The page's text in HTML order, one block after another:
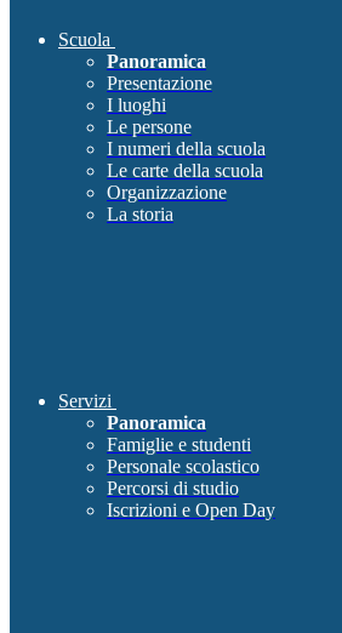
Scuola
Panoramica
Presentazione
I luoghi
Le persone
I numeri della scuola
Le carte della scuola
Organizzazione
La storia
Servizi
Panoramica
Famiglie e studenti
Personale scolastico
Percorsi di studio
Iscrizioni e Open Day